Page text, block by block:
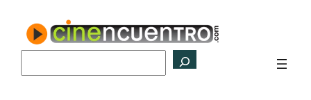
contenido